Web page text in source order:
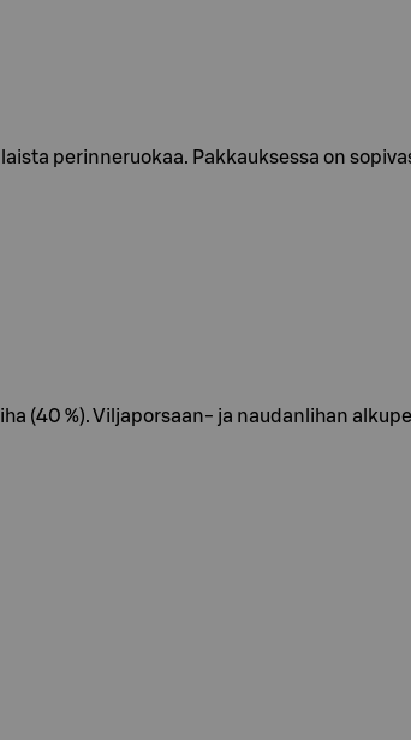
perinneruokaa. Pakkauksessa on
(40 %). Viljaporsaan- ja naudanlihan